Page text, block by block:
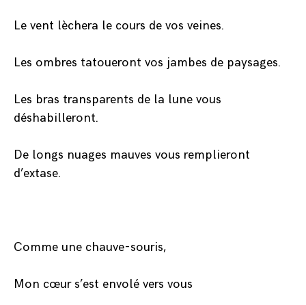
Le vent lèchera le cours de vos veines.
Les ombres tatoueront vos jambes de paysages.
Les bras transparents de la lune vous
déshabilleront.
De longs nuages mauves vous remplieront
d’extase.
Comme une chauve-souris,
Mon cœur s’est envolé vers vous